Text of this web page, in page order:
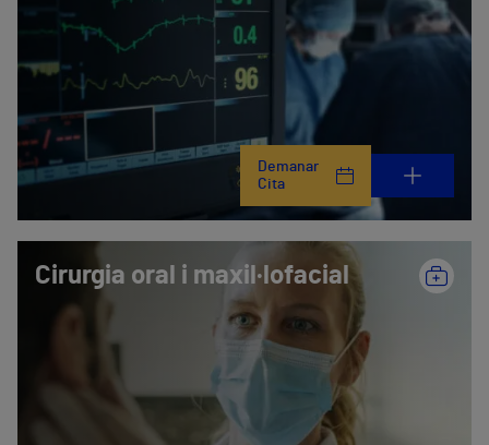
Demanar
Cita
Cirurgia oral i maxil·lofacial